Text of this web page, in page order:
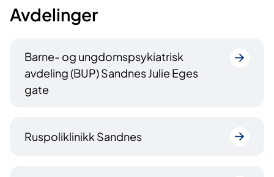
Avdelinger
Barne- og ungdomspsykiatrisk
avdeling (BUP) Sandnes Julie Eges
gate
Ruspoliklinikk Sandnes